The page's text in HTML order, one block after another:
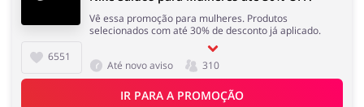
6551
Vê essa promoção para mulheres. Produtos
selecionados com até 30% de desconto já aplicado.
Até novo aviso 310
IR PARA A PROMOÇÃO